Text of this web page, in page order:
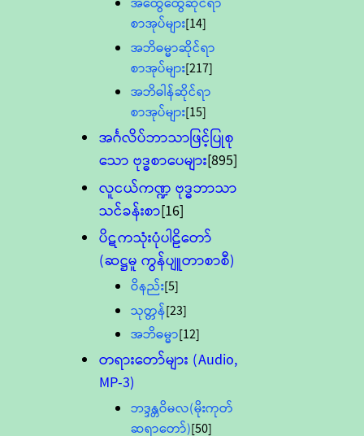
စာအုပ်များ[14]
အဘိဓမ္မာဆိုင်ရာ
စာအုပ်များ[217]
အဘိဓါန်ဆိုင်ရာ
စာအုပ်များ[15]
အင်္ဂလိပ်ဘာသာဖြင့်ပြုစု
သော ဗုဒ္ဓစာပေများ[895]
လူငယ်ကဏ္ဍ ဗုဒ္ဓဘာသာ
သင်ခန်းစာ[16]
ပိဋကသုံးပုံပါဠိတော်
(ဆဋ္ဌမူ ကွန်ပျူတာစာစီ)
ဝိနည်း[5]
သုတ္တန်[23]
အဘိဓမ္မာ[12]
တရားတော်များ (Audio,
MP-3)
ဘဒ္ဒန္တဝိမလ(မိုးကုတ်
ဆရာတော်)[50]